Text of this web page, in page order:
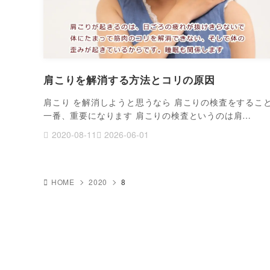
肩こりを解消する方法とコリの原因
肩こり を解消しようと思うなら 肩こりの検査をするこ
一番、重要になります 肩こりの検査というのは肩…
2020-08-11
2026-06-01
HOME 2020 8